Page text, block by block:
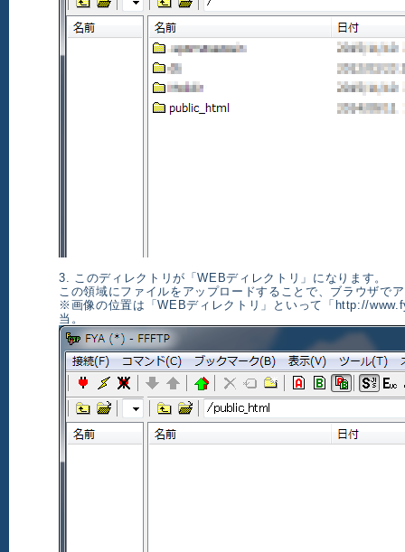
3. このディレクトリが「WEBディレクトリ」になります。
この領域にファイルをアップロードすることで、ブラウザで
※画像の位置は「WEBディレクトリ」といって「http://
当。